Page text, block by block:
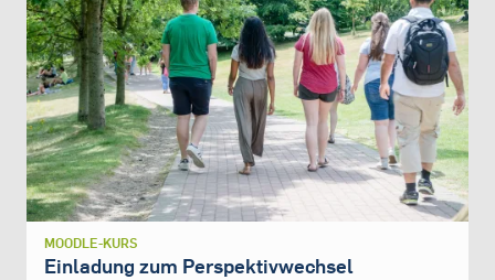
MOODLE-KURS
Einladung zum Perspektivwechsel